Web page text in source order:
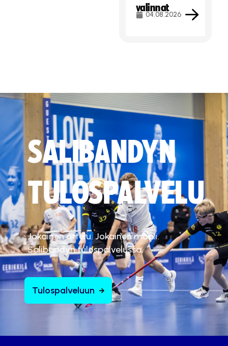
valinnat
04.08.2026
SALIBANDYN
TULOSPALVELU
Jokainen ottelu. Jokainen maali.
Salibandyn tulospalvelussa.
Tulospalveluun